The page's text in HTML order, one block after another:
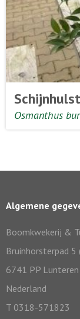
Schijnhulst
Osmanthus
Algemene
Boomkwekerij &
Bruinhorsterpad 5
6741 PP Lunteren
Nederland
T 0318-571823